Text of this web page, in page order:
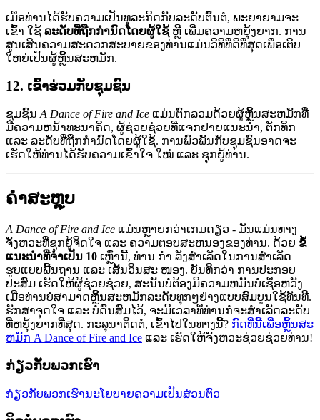
ເມື່ອທ່ານໄດ້ຮັບຄວາມເປັນທຸລະກິດກັບລະດັບຕົ້ນຕໍ, ພະຍາຍາມຈະ
ເຂົ້າ ໃຊ້ ລະດັບທີ່ຖືກກຳນົດໂດຍຜູ້ໃຊ້ ຫຼື ເພີ່ມຄວາມຫຍຸ້ງຍາກ. ການ
ສູນເສີນຄວາມສະດວກສະບາຍຂອງທ່ານແມ່ນວິທີທີ່ດີທີ່ສຸດເພື່ອເຕີບ
ໃຫຍ່ເປັນຜູ້ຫຼິ້ນສະຫມັກ.
12. ເຂົ້າຮ່ວມກັບຊຸມຊົນ
ຊຸມຊົນ A Dance of Fire and Ice ແມ່ນຕົກລວມດ້ວຍຜູ້ຫຼິ້ນສະຫມັກທີ່
ມີຄວາມຫນ້າທະນາຄິດ, ຜູ້ຊ່ວຍຊ່ວຍທີ່ແຈກຢາຍແນະນໍາ, ຕັກທິກ
ແລະ ລະດັບທີ່ຖືກກຳນົດໂດຍຜູ້ໃຊ້. ການພົວພັນກັບຊຸມຊົນອາດຈະ
ເຮັດໃຫ້ທ່ານໄດ້ຮັບຄວາມເຂົ້າໃຈ ໃໝ່ ແລະ ຊຸກຍູ້ທ່ານ.
ຄຳສະຫຼຸບ
A Dance of Fire and Ice ແມ່ນຫຼາຍກວ່າເກມດຽວ - ມັນແມ່ນທາງ
ຈັງຫວະທີ່ຊຸກຍູ້ຈິດໃຈ ແລະ ຄວາມຕອບສະຫນອງຂອງທ່ານ. ດ້ວຍ ຂໍ້
ແນະນໍາທີ່ຈໍາເປັນ 10 ເຫຼົ່ານີ້, ທ່ານ ກຳ ລັງສໍາເລັດໃນການສໍາເລັດ
ຮູບແບບພື້ນຖານ ແລະ ເສັ້ນວິນສະ ໜອງ. ບັນທຶກວ່າ ການປະກອບ
ປະສົມ ເຮັດໃຫ້ຜູ້ຊ່ວຍຊ່ວຍ, ສະນັ້ນບໍ່ຕ້ອງມີຄວາມຫມັນບໍ່ເຊື່ອຫວັງ
ເມື່ອທ່ານບໍ່ສາມາດຫຼິ້ນສະຫມັກລະດັບທຸກໆຢ່າງແບບສົມບູນໃຊ້ທັນທີ.
ຮັກສາຈຸດໃຈ ແລະ ບໍ່ດົນສົມໄວ້, ຈະມີເວລາທີ່ທ່ານກໍ່ຈະສໍາເລັດລະດັບ
ທີ່ຫຍຸ້ງຍາກທີ່ສຸດ. ກະລຸນາຕິດຕໍ່, ເຂົ້າໄປໃນທາງນີ້? ກົດທີ່ນີ້ເພື່ອຫຼິ້ນສະ
ຫມັກ A Dance of Fire and Ice ແລະ ເຮັດໃຫ້ຈັງຫວະຊ່ວຍຊ່ວຍທ່ານ!
ກ່ຽວກັບພວກເຮົາ
ກ່ຽວກັບພວກເຮົານະໂຍບາຍຄວາມເປັນສ່ວນຕົວ